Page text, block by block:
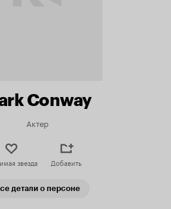
Conway
Актер
звезда Добавить
детали о персоне